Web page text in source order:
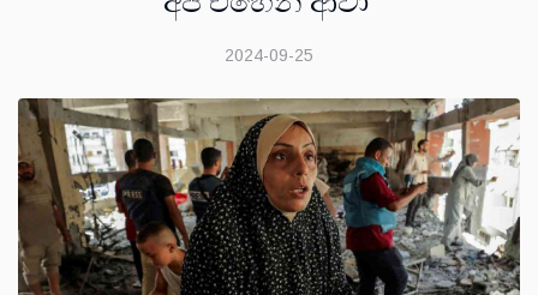
2024-09-25